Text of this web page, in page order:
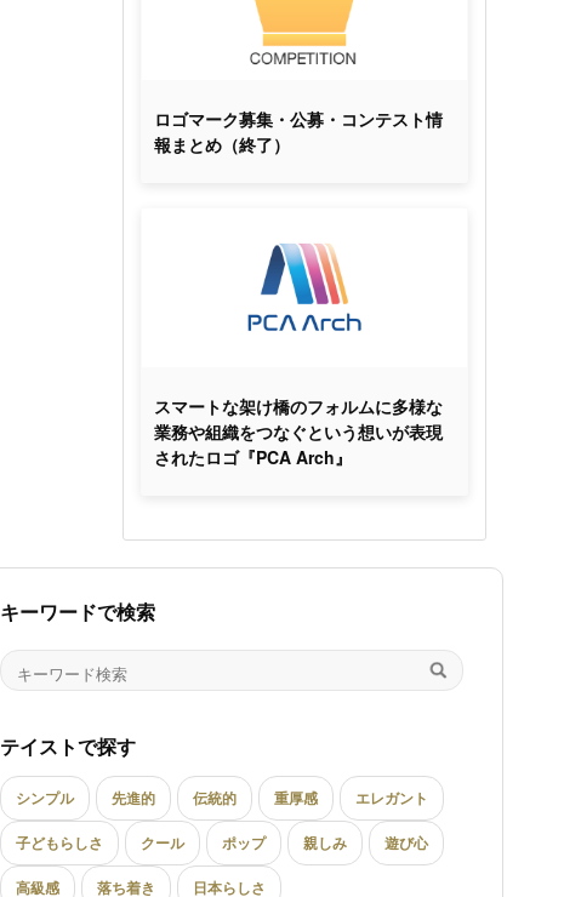
ロゴマーク募集・公募・コンテスト情
報まとめ（終了）
スマートな架け橋のフォルムに多様な
業務や組織をつなぐという想いが表現
されたロゴ『PCA Arch』
キーワードで検索
テイストで探す
シンプル 先進的 伝統的 重厚感 エレガント
子どもらしさ クール ポップ 親しみ 遊び心
高級感 落ち着き 日本らしさ